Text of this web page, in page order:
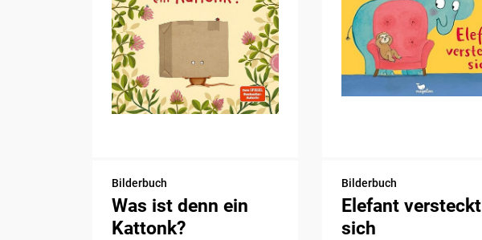
Bilderbuch
Was ist denn ein
Kattonk?
Bilderbuch
Elefant versteckt
sich